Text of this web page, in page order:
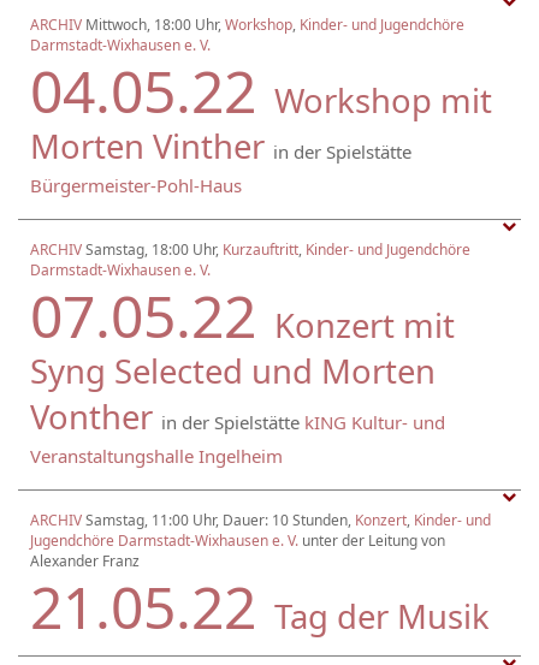
ARCHIV Mittwoch, 18:00 Uhr,Workshop, Kinder- und Jugendchöre
Darmstadt-Wixhausen e. V.
04.05.22 Workshop mit
Morten Vinther in der Spielstätte
Bürgermeister-Pohl-Haus
ARCHIVSamstag, 18:00 Uhr, Kurzauftritt, Kinder- und Jugendchöre
Darmstadt-Wixhausen e. V.
07.05.22 Konzert mit
Syng Selected und Morten
Vonther in der Spielstätte kING Kultur- und
Veranstaltungshalle Ingelheim
ARCHIVSamstag, 11:00 Uhr, Dauer: 10 Stunden, Konzert, Kinder- und
Jugendchöre Darmstadt-Wixhausen e. V. unter der Leitung von
Alexander Franz
21.05.22 Tag der Musik